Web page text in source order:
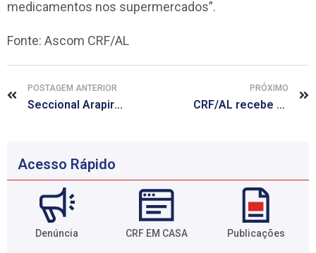
medicamentos nos supermercados”.
Fonte: Ascom CRF/AL
POSTAGEM ANTERIOR
Seccional Arapiraca estará fechada de 04 a 18 de julho.
PRÓXIMO
CRF/AL recebe doações de agasalhos e roupas para vítimas das chuvas
Acesso Rápido
Denúncia CRF EM CASA Publicações